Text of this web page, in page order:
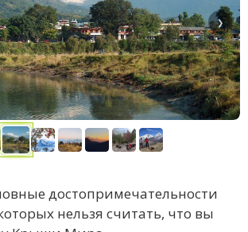
❯
достопримечательности
нельзя считать, что вы